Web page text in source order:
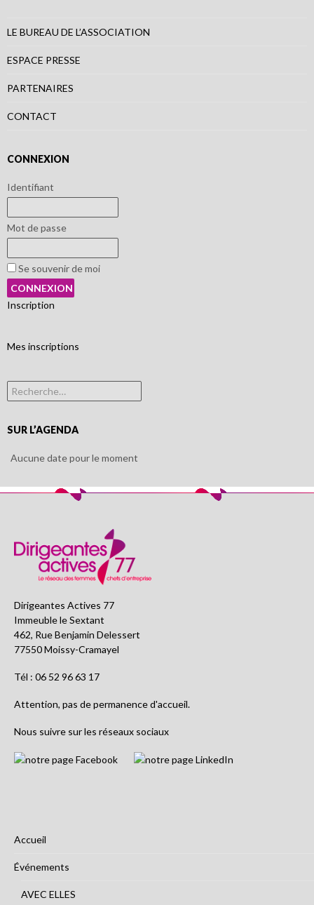
LE BUREAU DE L’ASSOCIATION
ESPACE PRESSE
PARTENAIRES
CONTACT
CONNEXION
Identifiant
Mot de passe
Se souvenir de moi
Inscription
Mes inscriptions
Rechercher :
SUR L’AGENDA
Aucune date pour le moment
Dirigeantes Actives 77
Immeuble le Sextant
462, Rue Benjamin Delessert
77550 Moissy-Cramayel
Tél : 06 52 96 63 17
Attention, pas de permanence d'accueil.
Nous suivre sur les réseaux sociaux
Accueil
Événements
AVEC ELLES